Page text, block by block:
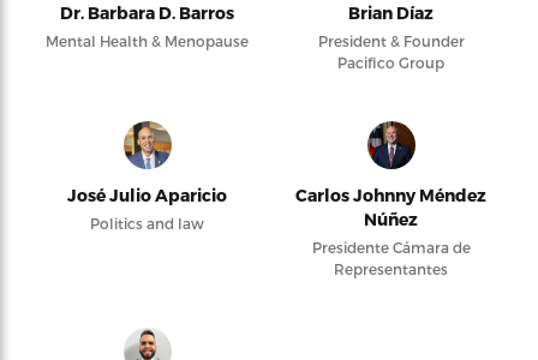
Dr. Barbara D. Barros
Mental Health & Menopause
Brian Díaz
President & Founder
Pacifico Group
José Julio Aparicio
Politics and law
Carlos Johnny Méndez
Núñez
Presidente Cámara de
Representantes